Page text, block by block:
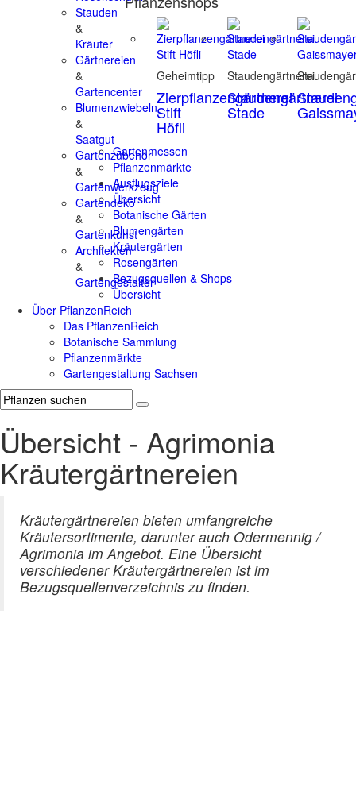
Stauden
&
Kräuter
Gärtnereien
&
Gartencenter
Blumenzwiebeln
&
Saatgut
Gartenzubehör
&
Gartenwerkzeug
Gartendeko
&
Gartenkunst
Architekten
&
Gartengestalter
Geheimtipp
Zierpflanzengärtnerei
Stift
Höfli
Staudengärtnerei
Staudengärtnerei
Stade
Gartenmessen
Pflanzenmärkte
Ausflugsziele
Übersicht
Botanische Gärten
Blumengärten
Kräutergärten
Rosengärten
Bezugsquellen & Shops
Übersicht
Über PflanzenReich
Das PflanzenReich
Botanische Sammlung
Pflanzenmärkte
Gartengestaltung Sachsen
Übersicht - Agrimonia
Kräutergärtnereien
Kräutergärtnereien bieten umfangreiche
Kräutersortimente, darunter auch Odermennig /
Agrimonia im Angebot. Eine Übersicht
verschiedener Kräutergärtnereien ist im
Bezugsquellenverzeichnis zu finden.